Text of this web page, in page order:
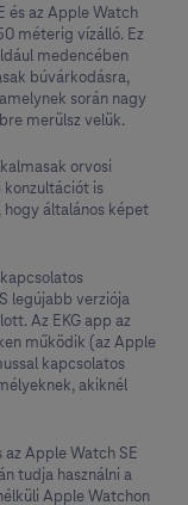
és az Apple Watch
méterig vízálló. Ez
medencében
búvárkodásra,
során nagy
merülsz velük.
orvosi
konzultációt is
hogy általános képet
legújabb verziója
Az EKG app az
működik (az Apple
kapcsolatos
akiknél
az Apple Watch SE
tudja használni a
Apple Watchon